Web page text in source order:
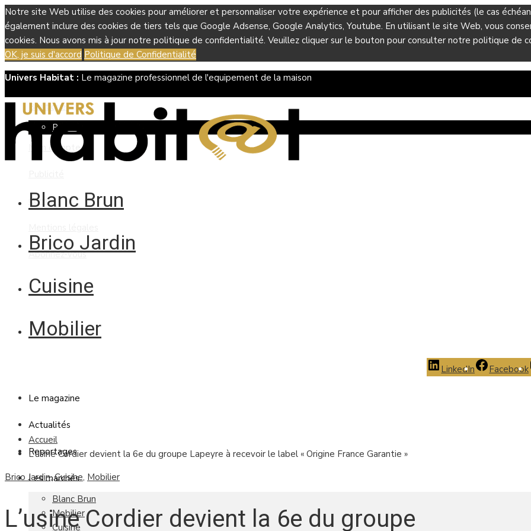
Notre site Web utilise des cookies pour améliorer et personnaliser votre expérience et pour afficher des publicités (le cas
également inclure des cookies de tiers tels que Google Adsense, Google Analytics, Youtube. En utilisant le site Web, vous
cookies. Nous avons mis à jour notre politique de confidentialité. Veuillez cliquer sur le bouton pour consulter notre politique de
OK, je suis d'accord Politique de Confidentialité
Univers Habitat : Le magazine professionnel de l'equipement de la maison
Boutique
Panier
Mon compte
Contact
Abonnez-vous
Blanc Brun
Brico Jardin
Cuisine
Mobilier
LinkedIn Facebook
Le magazine
Actualités
Reportages
Les marchés
Blanc Brun
Mobilier
Cuisine
Accueil
L’usine Cordier devient la 6e du groupe Lapeyre à recevoir le label « Origine France Garantie »
Brico Jardin,Cuisine, Mobilier
L’usine Cordier devient la 6e du groupe